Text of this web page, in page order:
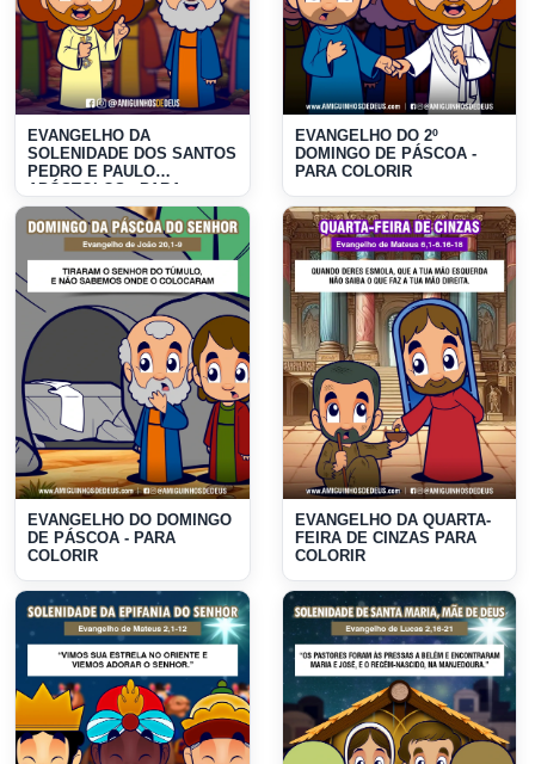
EVANGELHO DA
SOLENIDADE DOS SANTOS
PEDRO E PAULO
APÓSTOLOS - PARA
COLORIR
EVANGELHO DO 2º
DOMINGO DE PÁSCOA -
PARA COLORIR
EVANGELHO DO DOMINGO
DE PÁSCOA - PARA
COLORIR
EVANGELHO DA QUARTA-
FEIRA DE CINZAS PARA
COLORIR